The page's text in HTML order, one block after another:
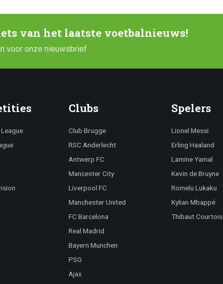
van het laatste voetbalnieuws!
voor onze nieuwsbrief
Clubs
Club Brugge
RSC Anderlecht
Antwerp FC
Mancester City
Liverpool FC
Manchester United
FC Barcelona
Real Madrid
Bayern Munchen
PSG
Ajax
Spelers
Lionel Messi
Erling Haaland
Lamine Yamal
Kevin de Bruyne
Romelu Lukaku
Kylian Mbappé
Thibaut Courtois